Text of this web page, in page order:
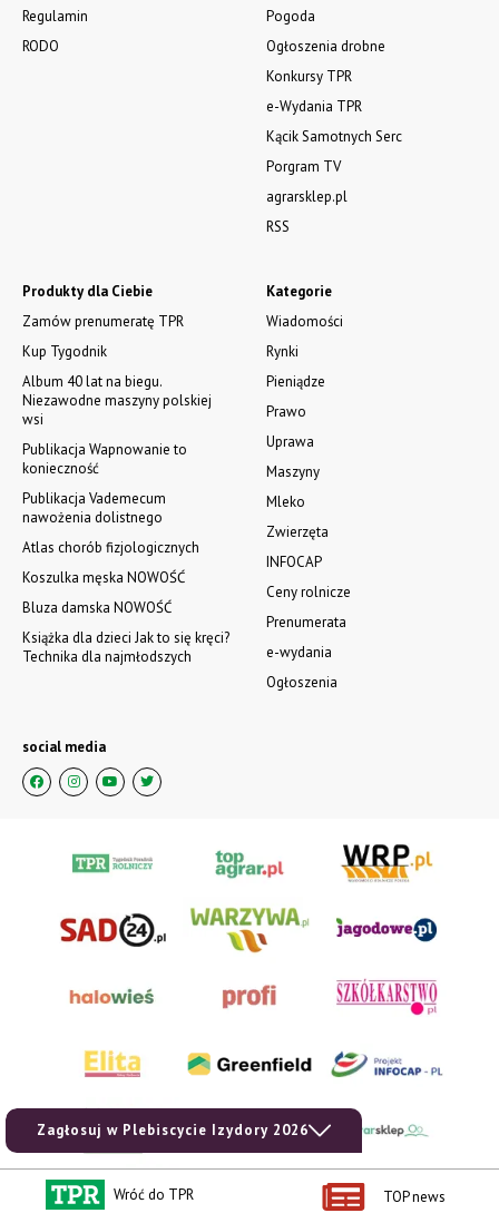
Zagłosuj w Plebiscycie Izydory 2026
Regulamin
RODO
Kategorie
Wiadomości
Rynki
Pieniądze
Prawo
Uprawa
Maszyny
Mleko
Zwierzęta
INFOCAP
Ceny rolnicze
Prenumerata
e-wydania
Ogłoszenia
Produkty dla Ciebie
Zamów prenumeratę TPR
Kup Tygodnik
Album 40 lat na biegu.
Niezawodne maszyny polskiej
wsi
Publikacja Wapnowanie to
konieczność
Publikacja Vademecum
nawożenia dolistnego
Atlas chorób fizjologicznych
Koszulka męska NOWOŚĆ
Bluza damska NOWOŚĆ
Książka dla dzieci Jak to się kręci?
Technika dla najmłodszych
Pogoda
Ogłoszenia drobne
Konkursy TPR
e-Wydania TPR
Kącik Samotnych Serc
Porgram TV
agrarsklep.pl
RSS
social media
Wróć do TPR TOP news